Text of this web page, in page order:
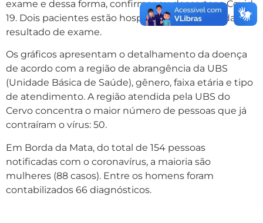
exame e dessa forma, confirmar ou descartar a Covid-
19. Dois pacientes estão hospitalizados e aguardam
resultado de exame.
Os gráficos apresentam o detalhamento da doença
de acordo com a região de abrangência da UBS
(Unidade Básica de Saúde), gênero, faixa etária e tipo
de atendimento. A região atendida pela UBS do
Cervo concentra o maior número de pessoas que já
contraíram o vírus: 50.
Em Borda da Mata, do total de 154 pessoas
notificadas com o coronavírus, a maioria são
mulheres (88 casos). Entre os homens foram
contabilizados 66 diagnósticos.